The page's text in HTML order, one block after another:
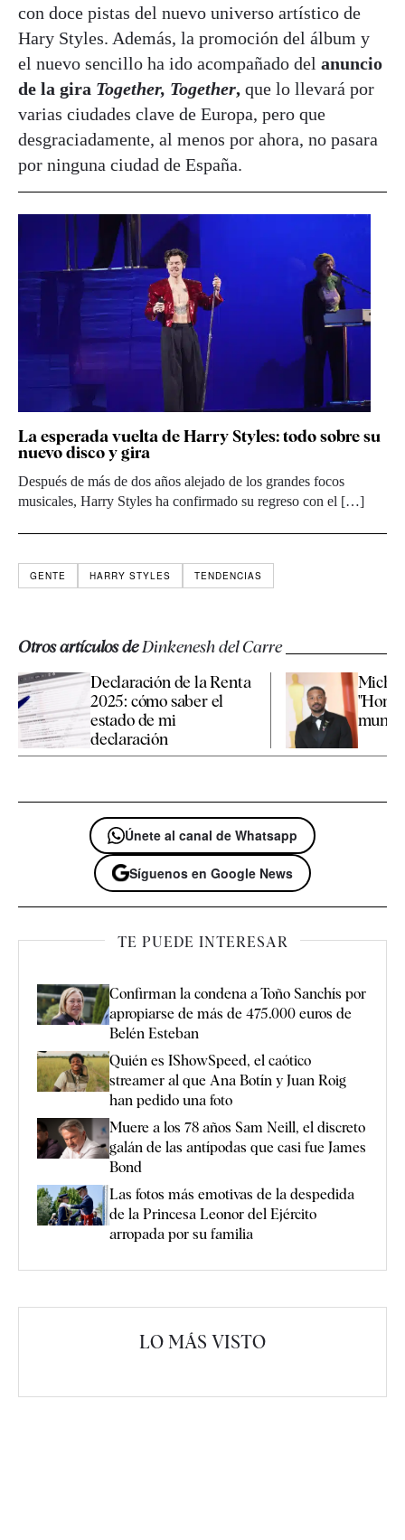
con doce pistas del nuevo universo artístico de
Hary Styles. Además, la promoción del álbum y
el nuevo sencillo ha ido acompañado del anuncio
de la gira Together, Together, que lo llevará por
varias ciudades clave de Europa, pero que
desgraciadamente, al menos por ahora, no pasara
por ninguna ciudad de España.
La esperada vuelta de Harry Styles: todo sobre su
nuevo disco y gira
Después de más de dos años alejado de los grandes focos
musicales, Harry Styles ha confirmado su regreso con el […]
GENTE HARRY STYLES TENDENCIAS
Otros artículos deDinkenesh del Carre
Declaración de la Renta
2025: cómo saber el
estado de mi
declaración
Únete al canal de Whatsapp
Síguenos en Google News
TE PUEDE INTERESAR
Confirman la condena a Toño Sanchís por
apropiarse de más de 475.000 euros de
Belén Esteban
Quién es IShowSpeed, el caótico
streamer al que Ana Botín y Juan Roig
han pedido una foto
Muere a los 78 años Sam Neill, el discreto
galán de las antípodas que casi fue James
Bond
Las fotos más emotivas de la despedida
de la Princesa Leonor del Ejército
arropada por su familia
LO MÁS VISTO